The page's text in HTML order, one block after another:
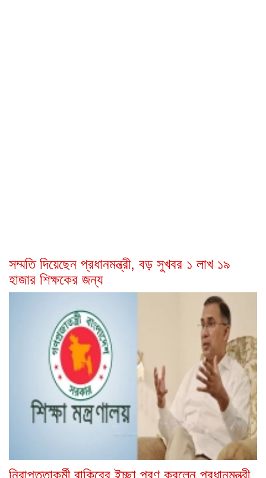
সম্মতি দিয়েছেন প্রধানমন্ত্রী, বড় সুখবর ১ লাখ ১৯
হাজার শিক্ষকের জন্য
নিরাপত্তাকর্মী রাকিবের ইচ্ছা পূরণ করলেন প্রধানমন্ত্রী